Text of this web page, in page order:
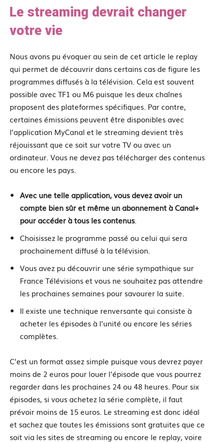
Le streaming devrait changer
votre vie
Nous avons pu évoquer au sein de cet article le replay
qui permet de découvrir dans certains cas de figure les
programmes diffusés à la télévision. Cela est souvent
possible avec TF1 ou M6 puisque les deux chaînes
proposent des plateformes spécifiques. Par contre,
certaines émissions peuvent être disponibles avec
l’application MyCanal et le streaming devient très
réjouissant que ce soit sur votre TV ou avec un
ordinateur. Vous ne devez pas télécharger des contenus
ou encore les pays.
Avec une telle application, vous devez avoir un
compte bien sûr et même un abonnement à Canal+
pour accéder à tous les contenus.
Choisissez le programme passé ou celui qui sera
prochainement diffusé à la télévision.
Vous avez pu découvrir une série sympathique sur
France Télévisions et vous ne souhaitez pas attendre
les prochaines semaines pour savourer la suite.
Il existe une technique renversante qui consiste à
acheter les épisodes à l’unité ou encore les séries
complètes.
C’est un format assez simple puisque vous devrez payer
moins de 2 euros pour louer l’épisode que vous pourrez
regarder dans les prochaines 24 ou 48 heures. Pour six
épisodes, si vous achetez la série complète, il faut
prévoir moins de 15 euros. Le streaming est donc idéal
et sachez que toutes les émissions sont gratuites que ce
soit via les sites de streaming ou encore le replay, voire